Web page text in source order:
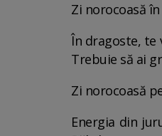
Zi norocoasă
În dragoste, te
Trebuie să ai
Zi norocoasă
Energia din